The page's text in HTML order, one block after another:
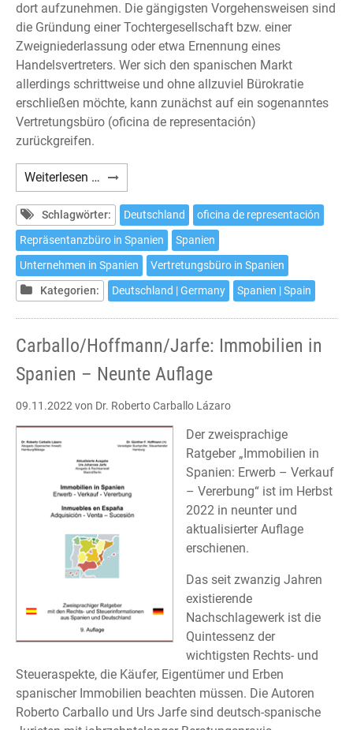
dort aufzunehmen. Die gängigsten Vorgehensweisen sind
die Gründung einer Tochtergesellschaft bzw. einer
Zweigniederlassung oder etwa Ernennung eines
Handelsvertreters. Wer sich den spanischen Markt
allerdings schrittweise und ohne allzuviel Bürokratie
erschließen möchte, kann zunächst auf ein sogenanntes
Vertretungsbüro (oficina de representación)
zurückgreifen.
Weiterlesen … Das
Vertretungsbüro
in
Spanien
Schlagwörter: Deutschland
oficina de representación
Repräsentanzbüro in Spanien
Spanien
Unternehmen in Spanien
Vertretungsbüro in Spanien
Kategorien:
Deutschland | Germany Spanien | Spain
Carballo/Hoffmann/Jarfe: Immobilien in
Spanien – Neunte Auflage
09.11.2022von Dr. Roberto Carballo Lázaro
Der zweisprachige
Ratgeber „Immobilien in
Spanien: Erwerb – Verkauf
– Vererbung“ ist im Herbst
2022 in neunter und
aktualisierter Auflage
erschienen.
Das seit zwanzig Jahren
existierende
Nachschlagewerk ist die
Quintessenz der
wichtigsten Rechts- und
Steueraspekte, die Käufer, Eigentümer und Erben
spanischer Immobilien beachten müssen. Die Autoren
Roberto Carballo und Urs Jarfe sind deutsch-spanische